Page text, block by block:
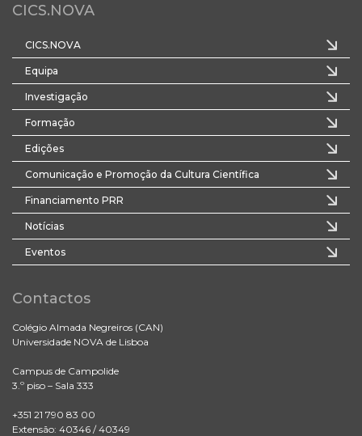
CICS.NOVA
CICS.NOVA
Equipa
Investigação
Formação
Edições
Comunicação e Promoção da Cultura Científica
Financiamento PRR
Notícias
Eventos
Contactos
Colégio Almada Negreiros (CAN)
Universidade NOVA de Lisboa
Campus de Campolide
3.º piso – Sala 333
+351 21 790 83 00
Extensão: 40346 / 40349